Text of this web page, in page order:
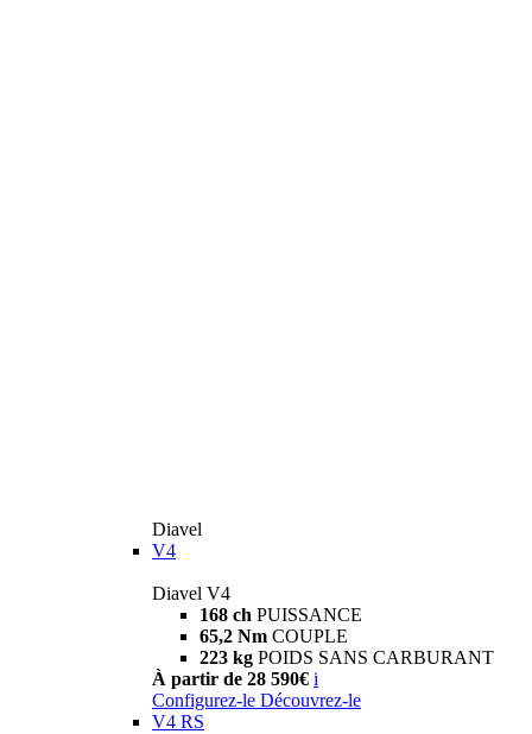
Diavel
V4
Diavel V4
168 ch PUISSANCE
65,2 Nm COUPLE
223 kg POIDS SANS CARBURANT
À partir de 28 590€ i
Configurez-le Découvrez-le
V4 RS